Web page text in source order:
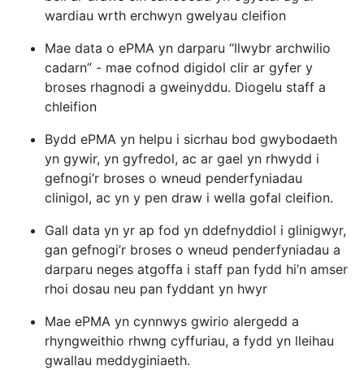
wardiau wrth erchwyn gwelyau cleifion
Mae data o ePMA yn darparu “llwybr archwilio
cadarn” - mae cofnod digidol clir ar gyfer y
broses rhagnodi a gweinyddu. Diogelu staff a
chleifion
Bydd ePMA yn helpu i sicrhau bod gwybodaeth
yn gywir, yn gyfredol, ac ar gael yn rhwydd i
gefnogi’r broses o wneud penderfyniadau
clinigol, ac yn y pen draw i wella gofal cleifion.​​​
Gall data yn yr ap fod yn ddefnyddiol i glinigwyr,
gan gefnogi’r broses o wneud penderfyniadau a
darparu neges atgoffa i staff pan fydd hi’n amser
rhoi dosau neu pan fyddant yn hwyr
Mae ePMA yn cynnwys gwirio alergedd a
rhyngweithio rhwng cyffuriau, a fydd yn lleihau
gwallau meddyginiaeth.